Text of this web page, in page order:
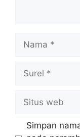
web
Simpan